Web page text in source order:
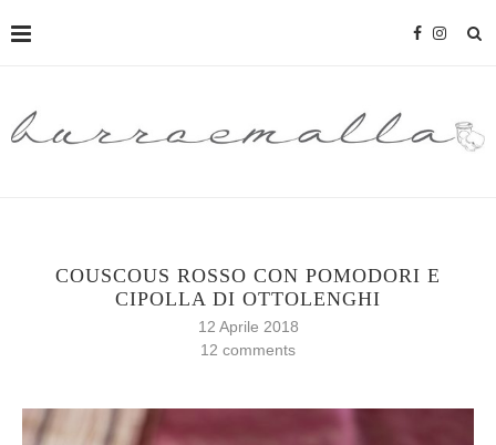
COUSCOUS ROSSO CON POMODORI E
CIPOLLA DI OTTOLENGHI
12 Aprile 2018
12 comments